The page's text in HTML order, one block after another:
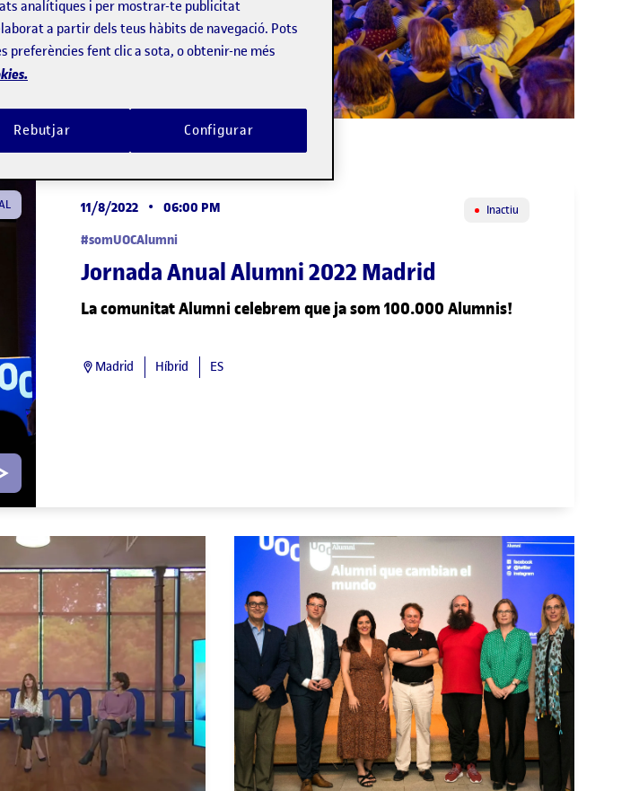
11/8/2022 • 06:00 PM Inactiu
#somUOCAlumni
Jornada Anual Alumni 2022 Madrid
La comunitat Alumni celebrem que ja som 100.000 Alumnis!
Madrid Híbrid ES
JORNADA ANUAL JORNADA ANUAL
analítiques i per mostrar-te publicitat
a partir dels teus hàbits de navegació. Pots
preferències fent clic a sota, o obtenir-ne més
Rebutjar Configurar